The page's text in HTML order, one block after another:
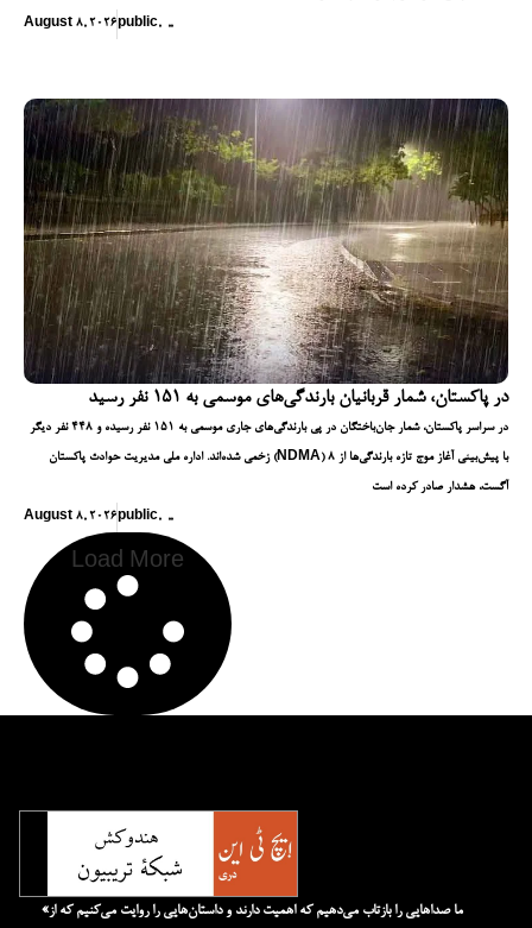
August 8, 2026 public, ,,
در پاکستان، شمار قربانیان بارندگی‌های موسمی به ۱۵۱ نفر رسید
در سراسر پاکستان، شمار جان‌باختگان در پی بارندگی‌های جاری موسمی به ۱۵۱ نفر رسیده و ۴۴۸ نفر دیگر
زخمی شده‌اند. اداره ملی مدیریت حوادث پاکستان (NDMA) با پیش‌بینی آغاز موج تازه بارندگی‌ها از ۸
آگست، هشدار صادر کرده است
August 8, 2026 public, ,,
Load More
«ما صداهایی را بازتاب می‌دهیم که اهمیت دارند و داستان‌هایی را روایت می‌کنیم که از